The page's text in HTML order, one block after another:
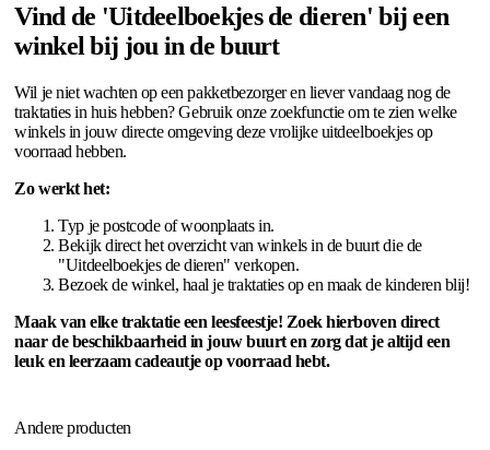
Vind de 'Uitdeelboekjes de dieren' bij een
winkel bij jou in de buurt
Wil je niet wachten op een pakketbezorger en liever vandaag nog de
traktaties in huis hebben? Gebruik onze zoekfunctie om te zien welke
winkels in jouw directe omgeving deze vrolijke uitdeelboekjes op
voorraad hebben.
Zo werkt het:
Typ je postcode of woonplaats in.
Bekijk direct het overzicht van winkels in de buurt die de
"Uitdeelboekjes de dieren" verkopen.
Bezoek de winkel, haal je traktaties op en maak de kinderen blij!
Maak van elke traktatie een leesfeestje! Zoek hierboven direct
naar de beschikbaarheid in jouw buurt en zorg dat je altijd een
leuk en leerzaam cadeautje op voorraad hebt.
Andere producten